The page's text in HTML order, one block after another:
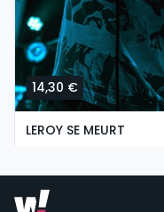
14,30 €
LEROY SE MEURT